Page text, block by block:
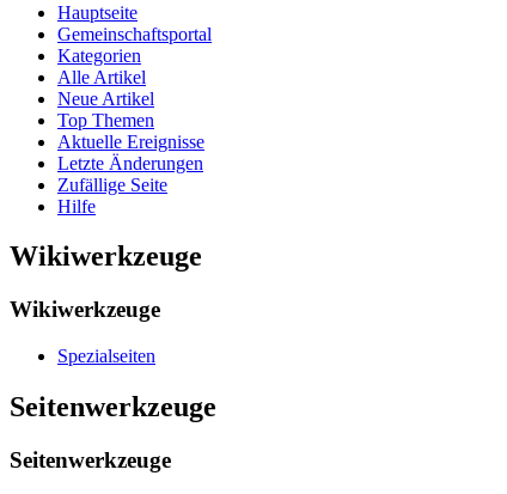
Hauptseite
Gemeinschaftsportal
Kategorien
Alle Artikel
Neue Artikel
Top Themen
Aktuelle Ereignisse
Letzte Änderungen
Zufällige Seite
Hilfe
Wikiwerkzeuge
Wikiwerkzeuge
Spezialseiten
Seitenwerkzeuge
Seitenwerkzeuge